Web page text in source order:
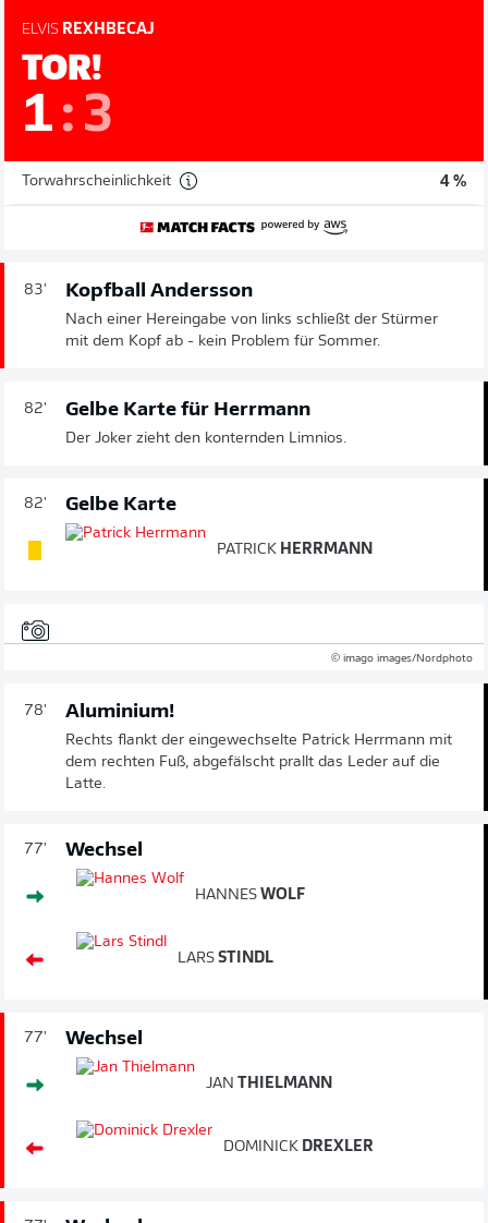
ELVIS REXHBECAJ
TOR!
1: 3
Torwahrscheinlichkeit 4 %
83' Kopfball Andersson
Nach einer Hereingabe von links schließt der Stürmer
mit dem Kopf ab - kein Problem für Sommer.
82' Gelbe Karte für Herrmann
Der Joker zieht den konternden Limnios.
82' Gelbe Karte
PATRICK HERRMANN
© imago images/Nordphoto
78' Aluminium!
Rechts flankt der eingewechselte Patrick Herrmann mit
dem rechten Fuß, abgefälscht prallt das Leder auf die
Latte.
77' Wechsel
HANNES WOLF
LARS STINDL
77' Wechsel
JAN THIELMANN
DOMINICK DREXLER